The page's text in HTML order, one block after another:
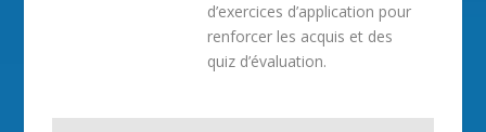
d’exercices d’application pour
renforcer les acquis et des
quiz d’évaluation.